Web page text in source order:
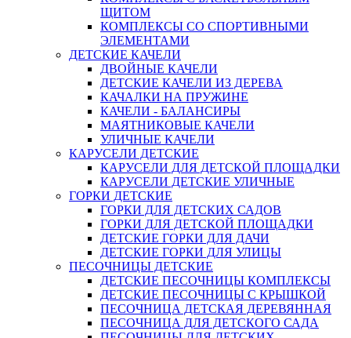
ЩИТОМ
КОМПЛЕКСЫ СО СПОРТИВНЫМИ
ЭЛЕМЕНТАМИ
ДЕТСКИЕ КАЧЕЛИ
ДВОЙНЫЕ КАЧЕЛИ
ДЕТСКИЕ КАЧЕЛИ ИЗ ДЕРЕВА
КАЧАЛКИ НА ПРУЖИНЕ
КАЧЕЛИ - БАЛАНСИРЫ
МАЯТНИКОВЫЕ КАЧЕЛИ
УЛИЧНЫЕ КАЧЕЛИ
КАРУСЕЛИ ДЕТСКИЕ
КАРУСЕЛИ ДЛЯ ДЕТСКОЙ ПЛОЩАДКИ
КАРУСЕЛИ ДЕТСКИЕ УЛИЧНЫЕ
ГОРКИ ДЕТСКИЕ
ГОРКИ ДЛЯ ДЕТСКИХ САДОВ
ГОРКИ ДЛЯ ДЕТСКОЙ ПЛОЩАДКИ
ДЕТСКИЕ ГОРКИ ДЛЯ ДАЧИ
ДЕТСКИЕ ГОРКИ ДЛЯ УЛИЦЫ
ПЕСОЧНИЦЫ ДЕТСКИЕ
ДЕТСКИЕ ПЕСОЧНИЦЫ КОМПЛЕКСЫ
ДЕТСКИЕ ПЕСОЧНИЦЫ С КРЫШКОЙ
ПЕСОЧНИЦА ДЕТСКАЯ ДЕРЕВЯННАЯ
ПЕСОЧНИЦА ДЛЯ ДЕТСКОГО САДА